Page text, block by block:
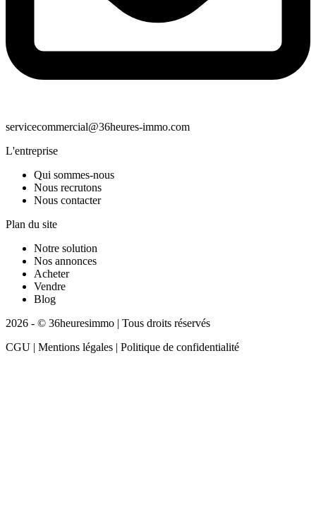
servicecommercial@36heures-immo.com
L'entreprise
Qui sommes-nous
Nous recrutons
Nous contacter
Plan du site
Notre solution
Nos annonces
Acheter
Vendre
Blog
2026 - © 36heuresimmo | Tous droits réservés
CGU | Mentions légales | Politique de confidentialité